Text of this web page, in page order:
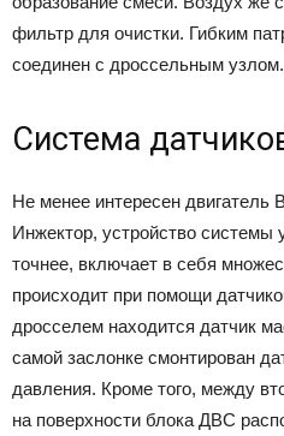
фильтр для очистки. Гибким
соединен с дроссельным узлом.
Система
Не менее интересен двигатель
Инжектор, устройство системы
точнее, включает в себя
происходит при помощи
дросселем находится датчик
самой заслонке смонтирован
давления. Кроме того, между
на поверхности блока ДВС